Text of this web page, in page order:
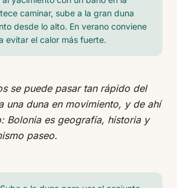
caminar, sube a la gran duna
desde lo alto. En verano conviene
evitar el calor más fuerte.
se puede pasar tan rápido del
una duna en movimiento, y de ahí
Bolonia es geografía, historia y
paseo.